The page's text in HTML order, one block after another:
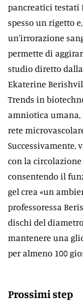
pancreatici testati
spesso un rigetto
un'irrorazione
permette di
studio diretto dalla
Ekaterine
Trends in
amniotica umana,
rete
con la
consentendo il
gel crea «un
professoressa
dischi del
mantenere una
per almeno 100
Prossimi step